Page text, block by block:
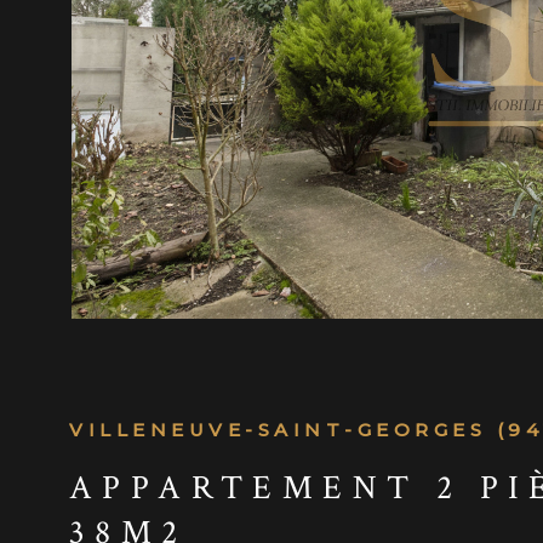
www.georisques.gouv.fr Les informations sur les
auxquels ce bien est exposé sont disponibles
Géorisques
VOIR LE
VILLENEUVE-SAINT-GEORGES
APPARTEMENT 2
38M2